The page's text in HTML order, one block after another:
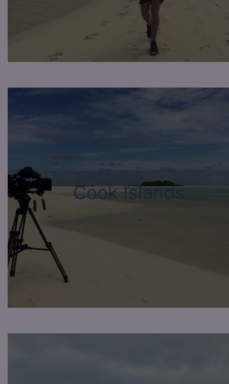
Cook Islands